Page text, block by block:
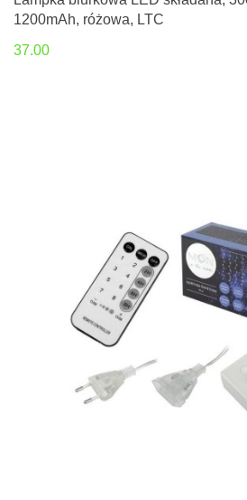
1200mAh, różowa, LTC
37.00